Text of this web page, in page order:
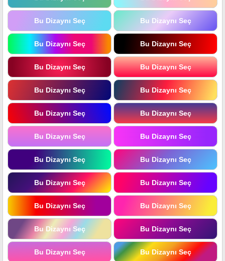
Bu Dizaynı Seç Bu Dizaynı Seç
Bu Dizaynı Seç Bu Dizaynı Seç
Bu Dizaynı Seç Bu Dizaynı Seç
Bu Dizaynı Seç Bu Dizaynı Seç
Bu Dizaynı Seç Bu Dizaynı Seç
Bu Dizaynı Seç Bu Dizaynı Seç
Bu Dizaynı Seç Bu Dizaynı Seç
Bu Dizaynı Seç Bu Dizaynı Seç
Bu Dizaynı Seç Bu Dizaynı Seç
Bu Dizaynı Seç Bu Dizaynı Seç
Bu Dizaynı Seç Bu Dizaynı Seç